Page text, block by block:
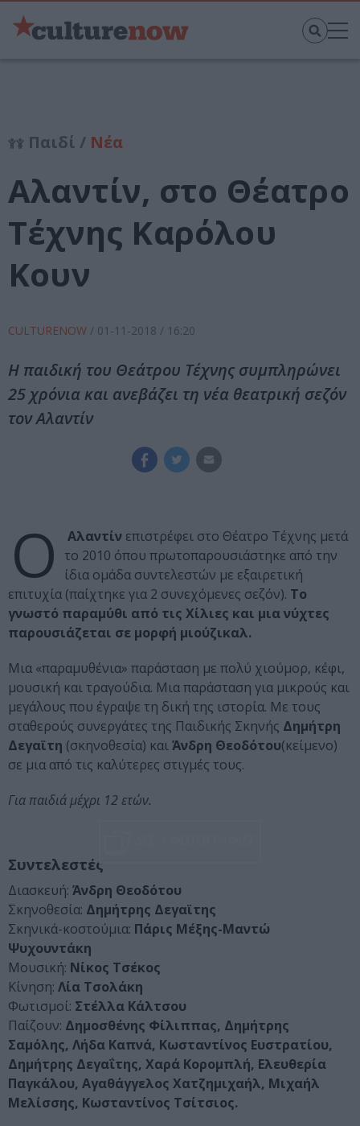
Παιδί / Νέα
Αλαντίν, στο Θέατρο
Τέχνης Καρόλου
Κουν
CULTURENOW / 01-11-2018 / 16:20
Η παιδική του Θεάτρου Τέχνης συμπληρώνει
25 χρόνια και ανεβάζει τη νέα θεατρική σεζόν
τον Αλαντίν
Ο Αλαντίν επιστρέφει στο Θέατρο Τέχνης μετά
το 2010 όπου πρωτοπαρουσιάστηκε από την
ίδια ομάδα συντελεστών με εξαιρετική
επιτυχία (παίχτηκε για 2 συνεχόμενες σεζόν). Το
γνωστό παραμύθι από τις Χίλιες και μια νύχτες
παρουσιάζεται σε μορφή μιούζικαλ.
Μια «παραμυθένια» παράσταση με πολύ χιούμορ, κέφι,
μουσική και τραγούδια. Μια παράσταση για μικρούς και
μεγάλους που έγραψε τη δική της ιστορία. Με τους
σταθερούς συνεργάτες της Παιδικής Σκηνής Δημήτρη
Δεγαϊτη (σκηνοθεσία) καιΆνδρη Θεοδότου(κείμενο)
σε μια από τις καλύτερες στιγμές τους.
Για παιδιά μέχρι 12 ετών.
Συντελεστές
Διασκευή: Άνδρη Θεοδότου
Σκηνοθεσία: Δημήτρης Δεγαϊτης
Σκηνικά-κοστούμια: Πάρις Μέξης-Μαντώ
Ψυχουντάκη
Μουσική: Νίκος Τσέκος
Κίνηση: Λία Τσολάκη
Φωτισμοί: Στέλλα Κάλτσου
Παίζουν: Δημοσθένης Φίλιππας, Δημήτρης
Σαμόλης, Λήδα Καπνά, Κωσταντίνος Ευστρατίου,
Δημήτρης Δεγαΐτης, Χαρά Κορομπλή, Ελευθερία
Παγκάλου, Αγαθάγγελος Χατζημιχαήλ, Μιχαήλ
Μελίσσης, Κωσταντίνος Τσίτσιος.